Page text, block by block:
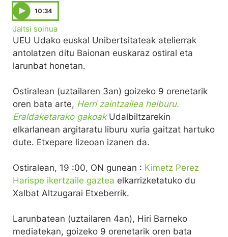
10:34
Jaitsi soinua
UEU Udako euskal Unibertsitateak atelierrak
antolatzen ditu Baionan euskaraz ostiral eta
larunbat honetan.
Ostiralean (uztailaren 3an) goizeko 9 orenetarik
oren bata arte, Herri zaintzailea helburu.
Eraldaketarako gakoakUdalbiltzarekin
elkarlanean argitaratu liburu xuria gaitzat hartuko
dute. Etxepare lizeoan izanen da.
Ostiralean, 19 :00, ON gunean : Kimetz Perez
Harispe ikertzaile gaztea elkarrizketatuko du
Xalbat Altzugarai Etxeberrik.
Larunbatean (uztailaren 4an), Hiri Barneko
mediatekan, goizeko 9 orenetarik oren bata